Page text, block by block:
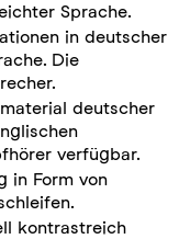
Sprache.
in deutscher
Die
deutscher
verfügbar.
in Form von
kontrastreich